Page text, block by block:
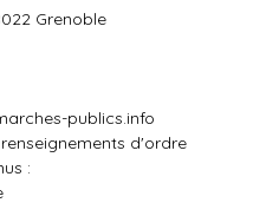
Grenoble
publics.info
d'ordre
: